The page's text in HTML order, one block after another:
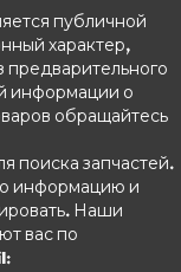
публичной
характер,
информации о
обращайтесь
поиска запчастей.
информацию и
Наши
вас по